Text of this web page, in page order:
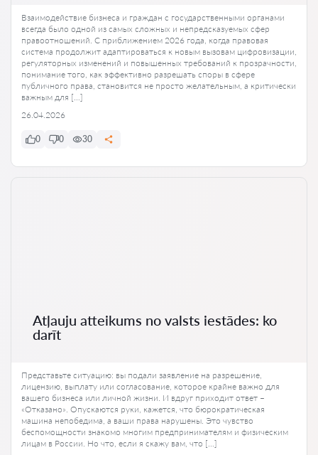
Взаимодействие бизнеса и граждан с государственными органами
всегда было одной из самых сложных и непредсказуемых сфер
правоотношений. С приближением 2026 года, когда правовая
система продолжит адаптироваться к новым вызовам цифровизации,
регуляторных изменений и повышенных требований к прозрачности,
понимание того, как эффективно разрешать споры в сфере
публичного права, становится не просто желательным, а критически
важным для […]
26.04.2026
0 0 30
Atļauju atteikums no valsts iestādes: ko
darīt
Представьте ситуацию: вы подали заявление на разрешение,
лицензию, выплату или согласование, которое крайне важно для
вашего бизнеса или личной жизни. И вдруг приходит ответ –
«Отказано». Опускаются руки, кажется, что бюрократическая
машина непобедима, а ваши права нарушены. Это чувство
беспомощности знакомо многим предпринимателям и физическим
лицам в России. Но что, если я скажу вам, что […]